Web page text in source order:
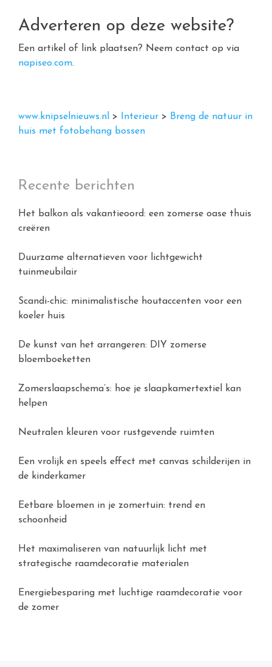
Adverteren op deze website?
Een artikel of link plaatsen? Neem contact op via
napiseo.com.
www.knipselnieuws.nl > Interieur > Breng de natuur in
huis met fotobehang bossen
Recente berichten
Het balkon als vakantieoord: een zomerse oase thuis
creëren
Duurzame alternatieven voor lichtgewicht
tuinmeubilair
Scandi-chic: minimalistische houtaccenten voor een
koeler huis
De kunst van het arrangeren: DIY zomerse
bloemboeketten
Zomerslaapschema’s: hoe je slaapkamertextiel kan
helpen
Neutralen kleuren voor rustgevende ruimten
Een vrolijk en speels effect met canvas schilderijen in
de kinderkamer
Eetbare bloemen in je zomertuin: trend en
schoonheid
Het maximaliseren van natuurlijk licht met
strategische raamdecoratie materialen
Energiebesparing met luchtige raamdecoratie voor
de zomer